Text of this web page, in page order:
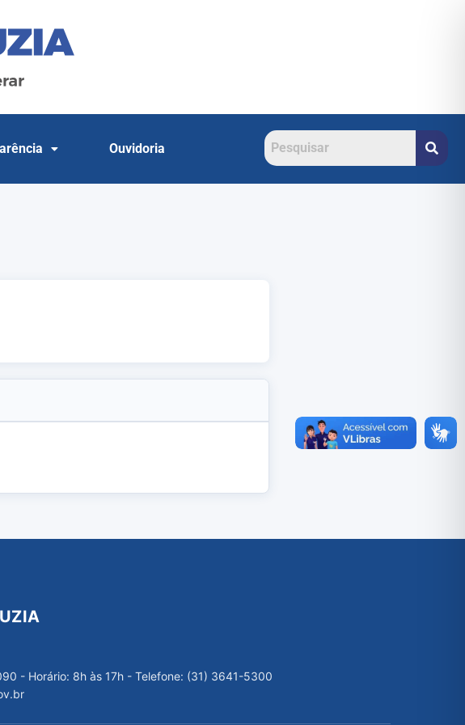
Ouvidoria
- Horário: 8h às 17h - Telefone: (31) 3641-5300